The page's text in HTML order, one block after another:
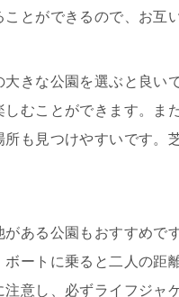
ことができるので、お互
大きな公園を選ぶと良い
しむことができます。ま
所も見つけやすいです。
がある公園もおすすめで
ボートに乗ると二人の距
注意し、必ずライフジャ